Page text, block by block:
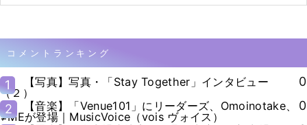
コメントランキング
1
【写真】写真・「Stay Together」インタビュー
（２）
0
2
【音楽】「Venue101」にリーダーズ、Omoinotake、
≠MEが登場｜MusicVoice（vois ヴォイス）
0